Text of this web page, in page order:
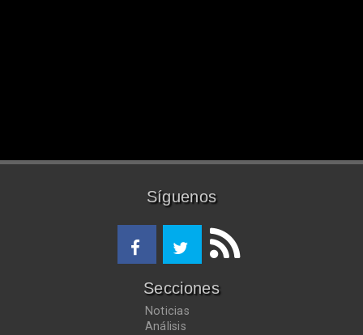
Síguenos
Secciones
Noticias
Análisis